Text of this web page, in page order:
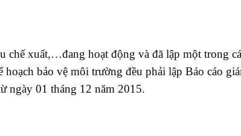
chế xuất,…đang hoạt động và đã lập một trong
bảo vệ môi trường đều phải lập Báo cáo
ngày 01 tháng 12 năm 2015.